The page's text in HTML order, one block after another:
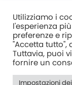
Unità C, 8/F,
Utilizziamo i
l'esperienza
preferenze e
"Accetta tutto",
Tuttavia, puoi
fornire un
Impostazioni